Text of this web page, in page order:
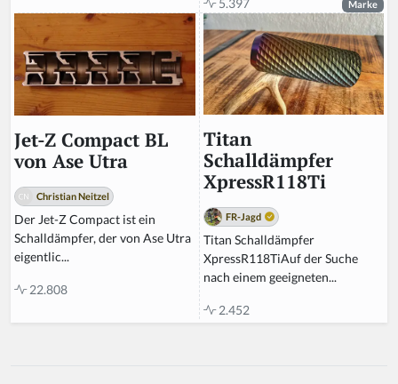
5.397 Marke
Jet-Z Compact BL
von Ase Utra
Christian Neitzel
Der Jet-Z Compact ist ein
Schalldämpfer, der von Ase Utra
eigentlic...
22.808
Titan
Schalldämpfer
XpressR118Ti
FR-Jagd
Titan Schalldämpfer
XpressR118TiAuf der Suche
nach einem geeigneten...
2.452